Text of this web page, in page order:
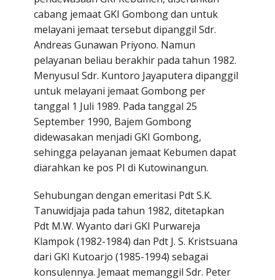
cabang jemaat GKI Gombong dan untuk
melayani jemaat tersebut dipanggil Sdr.
Andreas Gunawan Priyono. Namun
pelayanan beliau berakhir pada tahun 1982.
Menyusul Sdr. Kuntoro Jayaputera dipanggil
untuk melayani jemaat Gombong per
tanggal 1 Juli 1989. Pada tanggal 25
September 1990, Bajem Gom­bong
didewasakan menjadi GKI Gombong,
sehingga pelayanan jemaat Kebumen dapat
diarahkan ke pos PI di Kutowinangun.
Sehubungan dengan emeritasi Pdt S.K.
Tanuwidjaja pada tahun 1982, ditetapkan
Pdt M.W. Wyanto dari GKI Purwareja
Klampok (1982-1984) dan Pdt J. S. Kristsuana
dari GKI Kutoarjo (1985-1994) sebagai
konsulennya. Jemaat memanggil Sdr. Peter